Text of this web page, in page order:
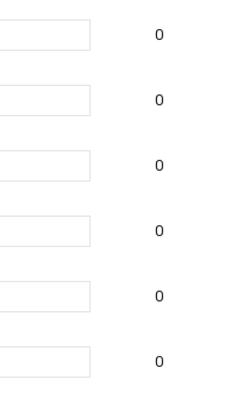
0
0
0
0
0
0